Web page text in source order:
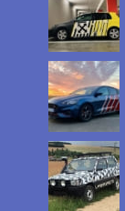
Land Rover
Ldv
Lexus
Ligier
Lincoln
Livan